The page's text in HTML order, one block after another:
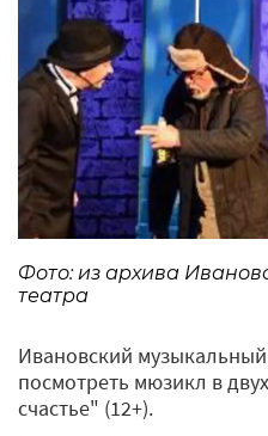
Фото: из архива
театра
Ивановский
посмотреть мюзикл в
счастье" (12+).